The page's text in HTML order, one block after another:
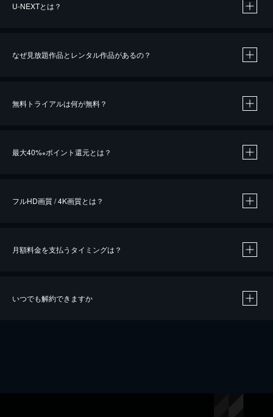
U-NEXTとは？
なぜ見放題作品とレンタル作品があるの？
無料トライアルは何が無料？
最大40%※ポイント還元とは？
※40％ポイント還元の対象は、クレジットカード決済による作品の購入 / レンタルです。
iOSアプリのUコイン決済による作品の購入 / レンタルは、20％のポイント還元です。
フルHD画質 / 4K画質とは？
月額料金を支払うタイミングは？
いつでも解約できますか